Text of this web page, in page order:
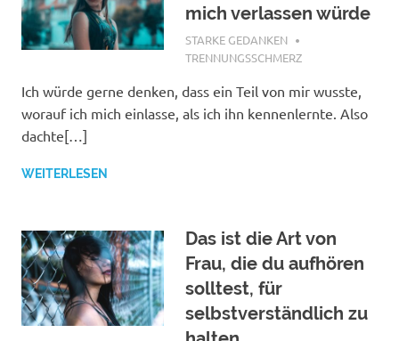
mich verlassen würde
NOVEMBER 4, 2018
STARKE GEDANKEN
TRENNUNGSSCHMERZ
Ich würde gerne denken, dass ein Teil von mir wusste,
worauf ich mich einlasse, als ich ihn kennenlernte. Also
dachte[…]
WEITERLESEN
Das ist die Art von
Frau, die du aufhören
solltest, für
selbstverständlich zu